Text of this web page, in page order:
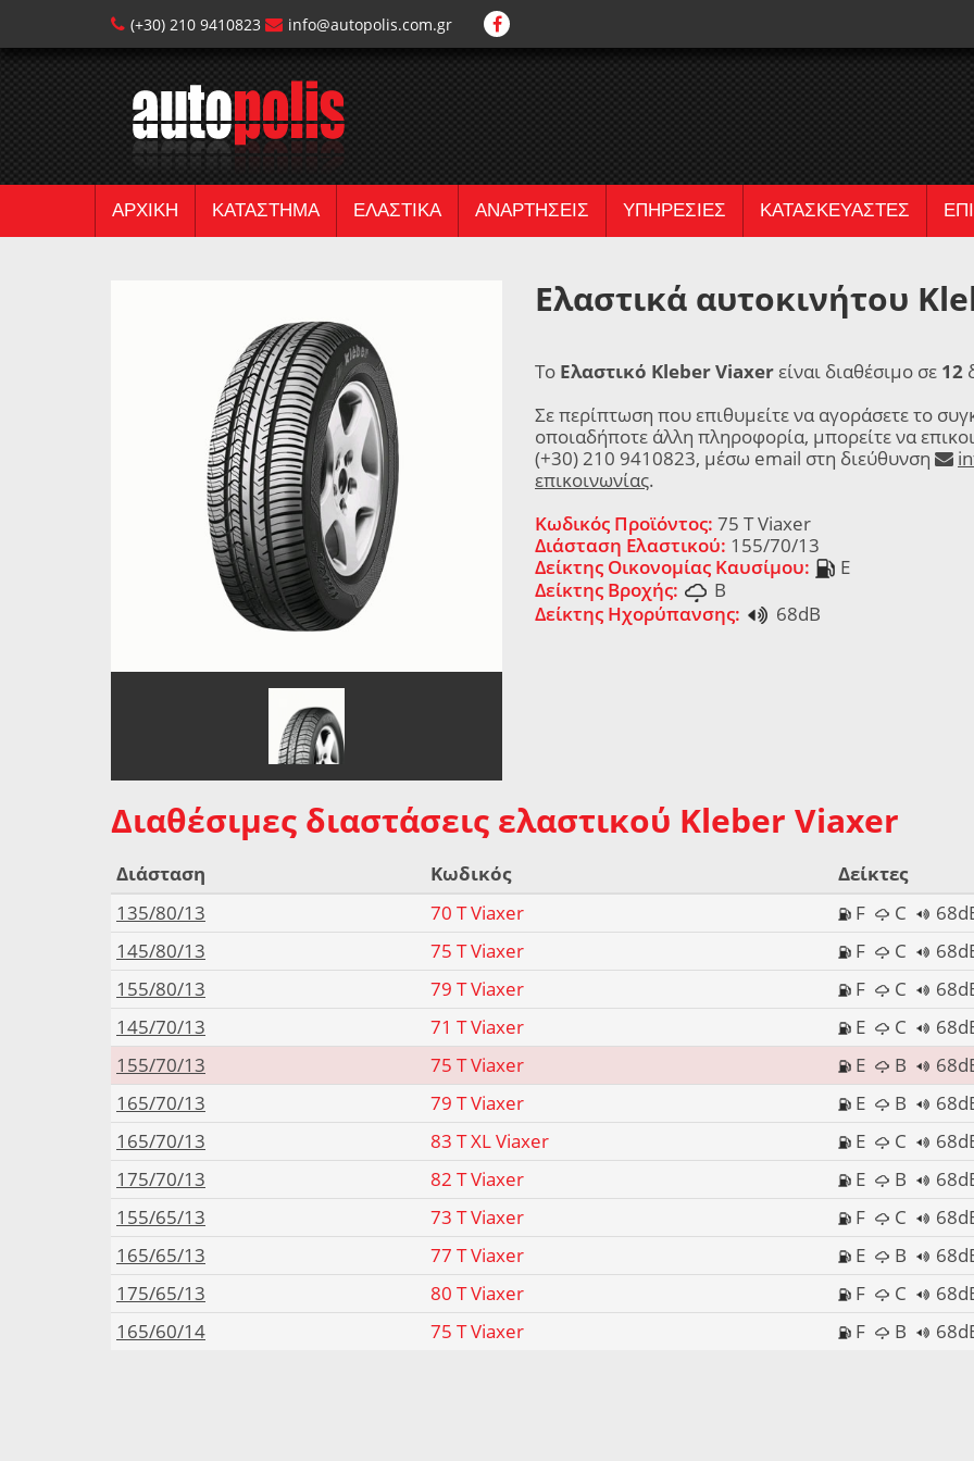
(+30) 210 9410823 info@autopolis.com.gr
ΑΡΧΙΚΗ ΚΑΤΑΣΤΗΜΑ ΕΛΑΣΤΙΚΑ ΑΝΑΡΤΗΣΕΙΣ ΥΠΗΡΕΣΙΕΣ ΚΑΤΑΣΚΕΥΑΣΤΕΣ
Ελαστικά αυτοκινήτου
Το Ελαστικό Kleber Viaxerείναι διαθέσιμο σε 12
Σε περίπτωση που επιθυμείτε να αγοράσετε το
οποιαδήποτε άλλη πληροφορία, μπορείτε να
(+30) 210 9410823, μέσω email στη διεύθυνση
επικοινωνίας.
Κωδικός Προϊόντος: 75 T Viaxer
Διάσταση Ελαστικού: 155/70/13
Δείκτης Οικονομίας Καυσίμου:
E
Δείκτης Βροχής:
B
Δείκτης Ηχορύπανσης:
68dB
Διαθέσιμες διαστάσεις ελαστικού Kleber Viaxer
Διάσταση Κωδικός
Δείκτες
135/80/13
70 T Viaxer F C
145/80/13
75 T Viaxer F C
155/80/13
79 T Viaxer F C
145/70/13
71 T Viaxer E C
155/70/13
75 T Viaxer E B
165/70/13
79 T Viaxer E B
165/70/13
83 T XL Viaxer E C
175/70/13
82 T Viaxer E B
155/65/13
73 T Viaxer F C
165/65/13
77 T Viaxer E B
175/65/13
80 T Viaxer F C
165/60/14
75 T Viaxer F B